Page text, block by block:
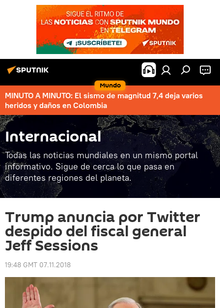
Mundo
MINUTO A MINUTO: El sismo de magnitud 7,4 deja varios
heridos y daños en Colombia
Internacional
Todas las noticias mundiales en un mismo portal
informativo. Sigue de cerca lo que pasa en
diferentes regiones del planeta.
Trump anuncia por Twitter
despido del fiscal general
Jeff Sessions
19:48 GMT 07.11.2018